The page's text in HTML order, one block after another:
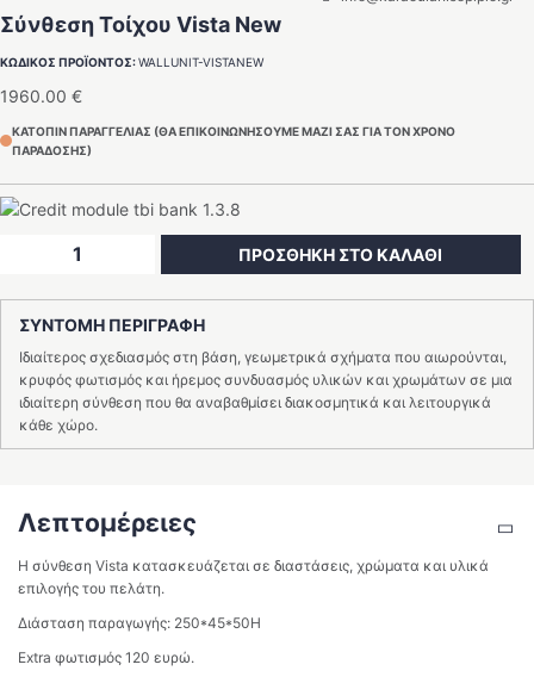
Σύνθεση Τοίχου Vista New
ΚΩΔΙΚΟΣ ΠΡΟΪΟΝΤΟΣ:WALLUNIT-VISTANEW
1960.00 €
ΚΑΤΟΠΙΝ ΠΑΡΑΓΓΕΛΙΑΣ (ΘΑ ΕΠΙΚΟΙΝΩΝΗΣΟΥΜΕ ΜΑΖΙ ΣΑΣ ΓΙΑ ΤΟΝ ΧΡΟΝΟ
ΠΑΡΑΔΟΣΗΣ)
Vista
New
ποσότητα
ΠΡΟΣΘΗΚΗ ΣΤΟ ΚΑΛΑΘΙ
ΣΥΝΤΟΜΗ ΠΕΡΙΓΡΑΦΗ
Ιδιαίτερος σχεδιασμός στη βάση, γεωμετρικά σχήματα που αιωρούνται,
κρυφός φωτισμός και ήρεμος συνδυασμός υλικών και χρωμάτων σε μια
ιδιαίτερη σύνθεση που θα αναβαθμίσει διακοσμητικά και λειτουργικά
κάθε χώρο.
Λεπτομέρειες
Η σύνθεση Vista κατασκευάζεται σε διαστάσεις, χρώματα και υλικά
επιλογής του πελάτη.
Διάσταση παραγωγής: 250*45*50H
Extra φωτισμός 120 ευρώ.